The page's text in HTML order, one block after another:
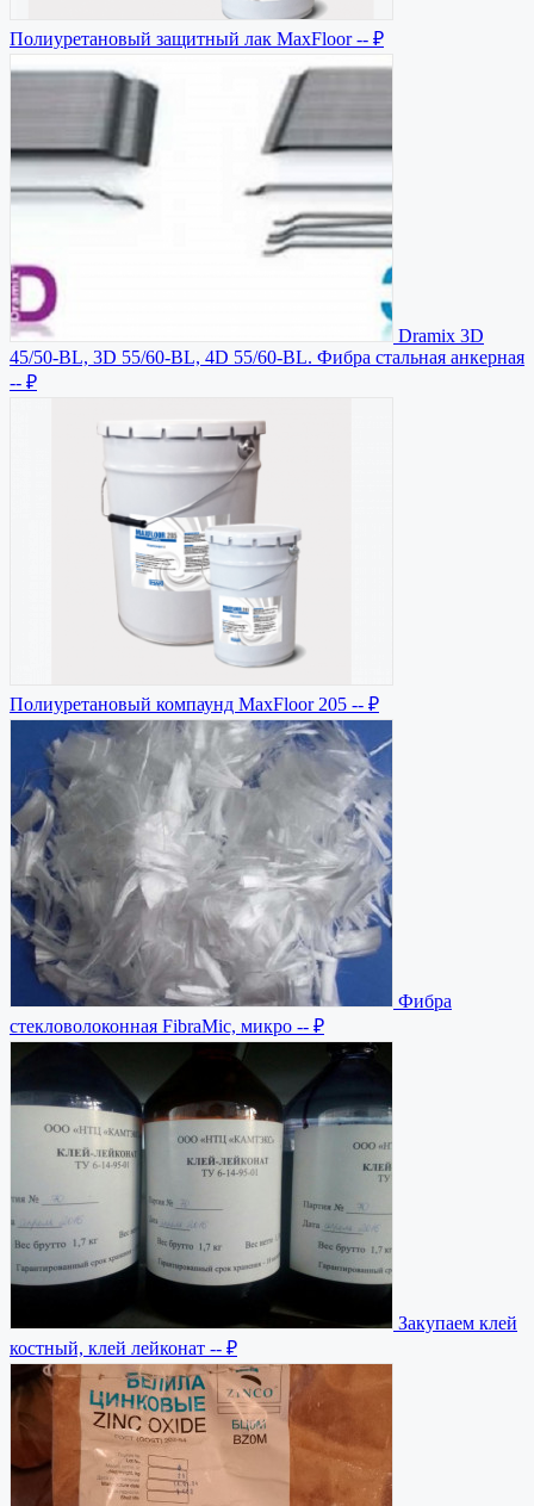
Полиуретановый защитный лак MaxFloor -- ₽
Dramix 3D
45/50-BL, 3D 55/60-BL, 4D 55/60-BL. Фибра стальная анкерная
-- ₽
Полиуретановый компаунд MaxFloor 205 -- ₽
Фибра
стекловолоконная FibraMic, микро -- ₽
Закупаем клей
костный, клей лейконат -- ₽